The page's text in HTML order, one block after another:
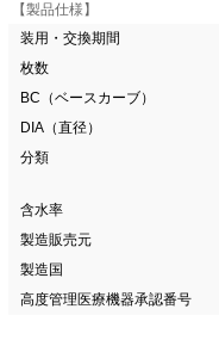
【製品仕様】
装用・交換期間
枚数
BC（ベースカーブ）
DIA（直径）
分類
含水率
製造販売元
製造国
高度管理医療機器承認番号